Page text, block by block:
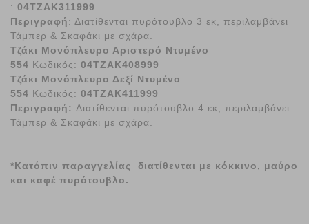
: 04ΤΖΑΚ311999
Περιγραφή: Διατίθενται πυρότουβλο 3 εκ, περιλαμβάνει
Τάμπερ & Σκαφάκι με σχάρα.
Τζάκι Μονόπλευρο Αριστερό Ντυμένο
554 Κωδικός: 04ΤΖΑΚ408999
Τζάκι Μονόπλευρο Δεξί Ντυμένο
554 Κωδικός: 04ΤΖΑΚ411999
Περιγραφή: Διατίθενται πυρότουβλο 4 εκ, περιλαμβάνει
Τάμπερ & Σκαφάκι με σχάρα.
*Κατόπιν παραγγελίας διατίθενται με κόκκινο, μαύρο
και καφέ πυρότουβλο.